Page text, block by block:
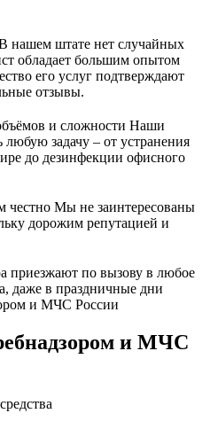
нашем штате нет случайных
обладает большим опытом
его услуг подтверждают
отзывы.
и сложности Наши
задачу – от устранения
до дезинфекции офисного
честно Мы не заинтересованы
дорожим репутацией и
приезжают по вызову в любое
даже в праздничные дни
и МЧС